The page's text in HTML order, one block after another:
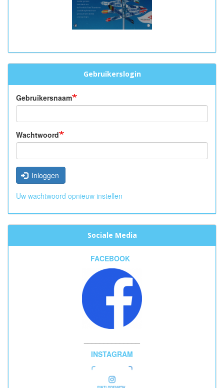
Gebruikerslogin
Gebruikersnaam
Wachtwoord
Inloggen
Uw wachtwoord opnieuw instellen
Sociale Media
FACEBOOK
INSTAGRAM